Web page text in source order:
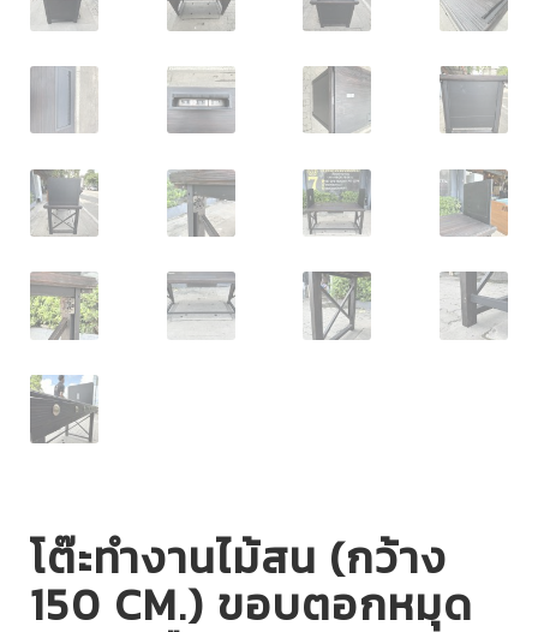
โต๊ะทำงานไม้สน (กว้าง
150 CM.) ขอบตอกหมุด